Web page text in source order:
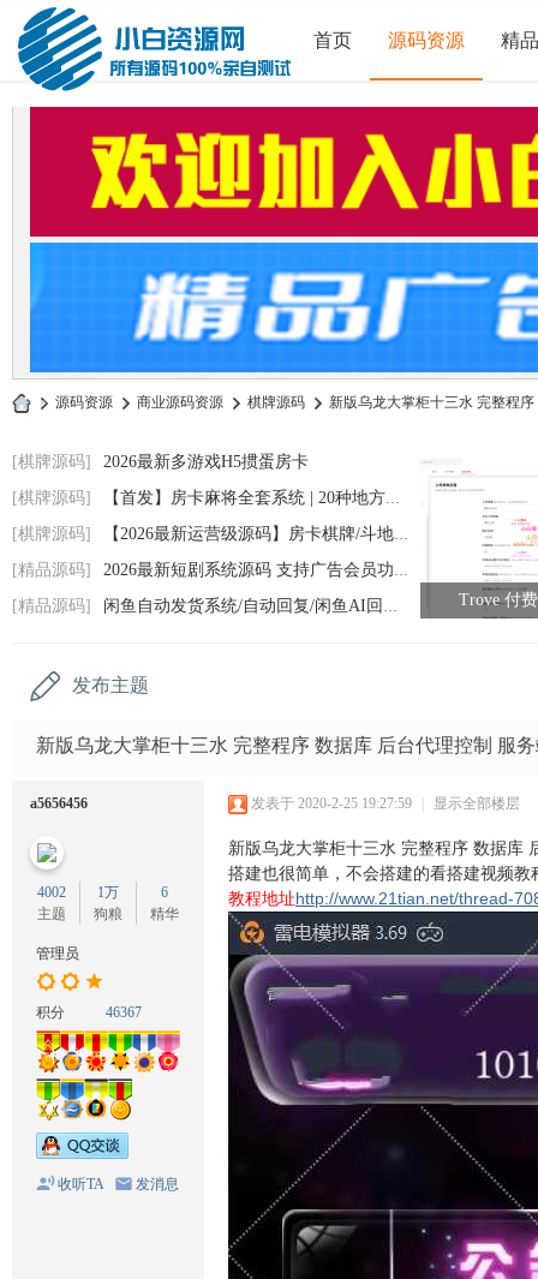
首页 源码资源 精
白
源
码
网
» 源码资源 › 商业源码资源 › 棋牌源码 › 新版乌龙大掌柜十三水 完整程
[棋牌源码]
2026最新多游戏H5掼蛋房卡
[棋牌源码]
【首发】房卡麻将全套系统 | 20种地方玩法
[棋牌源码]
【2026最新运营级源码】房卡棋牌/斗地主/跑
[精品源码]
2026最新短剧系统源码 支持广告会员功能齐
[精品源码]
闲鱼自动发货系统/自动回复/闲鱼AI回复系统 Trove 付
发布主题
新版乌龙大掌柜十三水 完整程序 数据库 后台代理控制 服
a5656456
4002
主题
1万
狗粮
6
精华
管理员
积分 46367
收听TA 发消息
发表于 2020-2-25 19:27:59 | 显示全部楼层
新版乌龙大掌柜十三水 完整程序 数据库
搭建也很简单，不会搭建的看搭建视频教
教程地址http://www.21tian.net/thread-